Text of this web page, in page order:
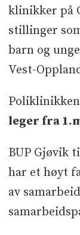
klinikker på
stillinger
barn og
Vest-
leger fra
BUP Gjøvik
har et høyt
av